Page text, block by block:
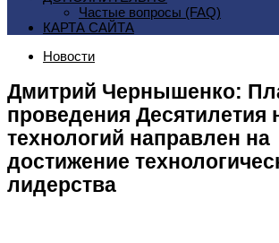
Частые вопросы (FAQ)
КАРТА САЙТА
Новости
Дмитрий Чернышенко:
проведения Десятилетия
технологий направлен на
достижение
лидерства